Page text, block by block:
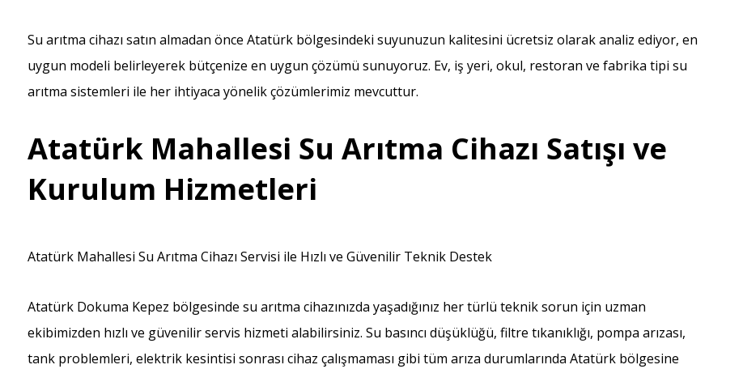
Su arıtma cihazı satın almadan önce Atatürk bölgesindeki suyunuzun kalitesini ücretsiz olarak analiz ediyor, en
uygun modeli belirleyerek bütçenize en uygun çözümü sunuyoruz. Ev, iş yeri, okul, restoran ve fabrika tipi su
arıtma sistemleri ile her ihtiyaca yönelik çözümlerimiz mevcuttur.
Atatürk Mahallesi Su Arıtma Cihazı Satışı ve
Kurulum Hizmetleri
Atatürk Mahallesi Su Arıtma Cihazı Servisi ile Hızlı ve Güvenilir Teknik Destek
Atatürk Dokuma Kepez bölgesinde su arıtma cihazınızda yaşadığınız her türlü teknik sorun için uzman
ekibimizden hızlı ve güvenilir servis hizmeti alabilirsiniz. Su basıncı düşüklüğü, filtre tıkanıklığı, pompa arızası,
tank problemleri, elektrik kesintisi sonrası cihaz çalışmaması gibi tüm arıza durumlarında Atatürk bölgesine